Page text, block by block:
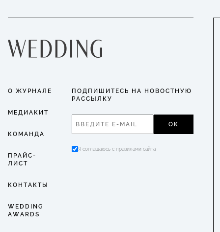
О ЖУРНАЛЕ
МЕДИАКИТ
КОМАНДА
ПРАЙС-
ЛИСТ
КОНТАКТЫ
WEDDING
AWARDS
ПОДПИШИТЕСЬ НА НОВОСТНУЮ
РАССЫЛКУ
ОК
Я соглашаюсь с правилами сайта